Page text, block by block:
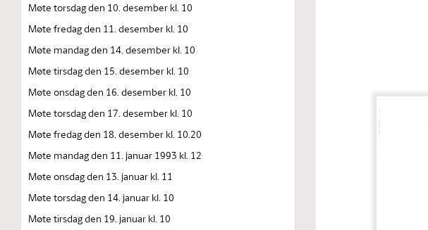
Møte torsdag den 10. desember kl. 10
Møte fredag den 11. desember kl. 10
Møte mandag den 14. desember kl. 10
Møte tirsdag den 15. desember kl. 10
Møte onsdag den 16. desember kl. 10
Møte torsdag den 17. desember kl. 10
Møte fredag den 18. desember kl. 10.20
Møte mandag den 11. januar 1993 kl. 12
Møte onsdag den 13. januar kl. 11
Møte torsdag den 14. januar kl. 10
Møte tirsdag den 19. januar kl. 10